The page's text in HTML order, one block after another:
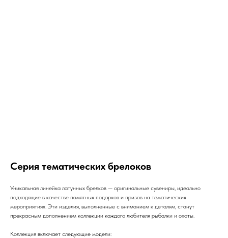
Серия тематических брелоков
Уникальная линейка латунных брелков — оригинальные сувениры, идеально
подходящие в качестве памятных подарков и призов на тематических
мероприятиях. Эти изделия, выполненные с вниманием к деталям, станут
прекрасным дополнением коллекции каждого любителя рыбалки и охоты.
Коллекция включает следующие модели: